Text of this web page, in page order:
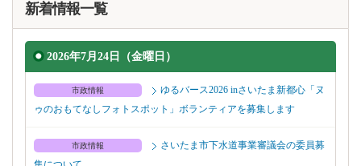
新着情報一覧
2026年7月24日（金曜日）
市政情報
ゆるバース2026 inさいたま新都心「ヌ
ゥのおもてなしフォトスポット」ボランティアを募集します
市政情報
さいたま市下水道事業審議会の委員募